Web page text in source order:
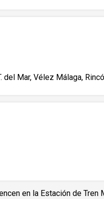
del Mar, Vélez Málaga,
en la Estación de